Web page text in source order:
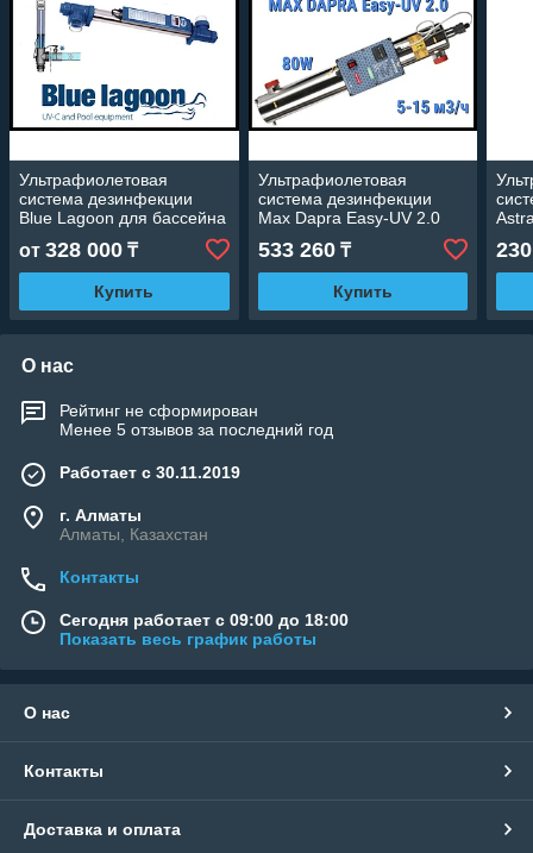
Ультрафиолетовая
система дезинфекции
Blue Lagoon для бассейна
от 328 000 ₸
Купить
Ультрафиолетовая
система дезинфекции
Max Dapra Easy-UV 2.0
для бассейна (Мощность
80 Вт, поток 5-15 м3/ч)
533 260₸
Купить
25
О нас
Рейтинг не сформирован
Менее 5 отзывов за последний год
Работает с 30.11.2019
г. Алматы
Алматы, Казахстан
Контакты
Сегодня работает с 09:00 до 18:00
Показать весь график работы
О нас
Контакты
Доставка и оплата